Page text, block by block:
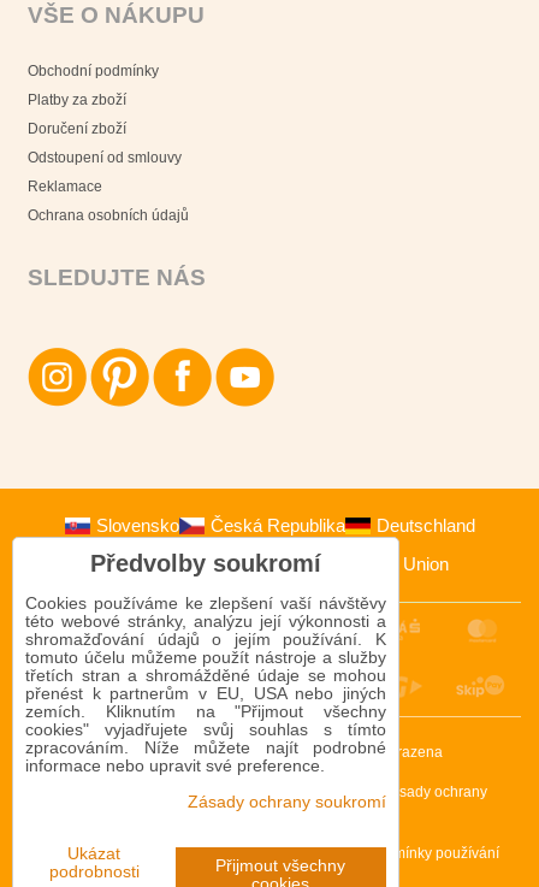
VŠE O NÁKUPU
Obchodní podmínky
Platby za zboží
Doručení zboží
Odstoupení od smlouvy
Reklamace
Ochrana osobních údajů
SLEDUJTE NÁS
Slovensko Česká Republika
Deutschland
Österreich
Polska European Union
2009-2026 © Bomba s.r.o.Všechna práva vyhrazena
Tento web je chráněn reCAPTCHA a Google. Platí
Zásady ochrany
osobních údajůaSmluvní podmínky
Předvolby soukromí Zásady ochrany soukromí Podmínky používání
Předvolby soukromí
Cookies používáme ke zlepšení vaší návštěvy
této webové stránky, analýzu její výkonnosti a
shromažďování údajů o jejím používání. K
tomuto účelu můžeme použít nástroje a služby
třetích stran a shromážděné údaje se mohou
přenést k partnerům v EU, USA nebo jiných
zemích. Kliknutím na "Přijmout všechny
cookies" vyjadřujete svůj souhlas s tímto
zpracováním. Níže můžete najít podrobné
informace nebo upravit své preference.
Zásady ochrany soukromí
Ukázat
podrobnosti
Přijmout všechny